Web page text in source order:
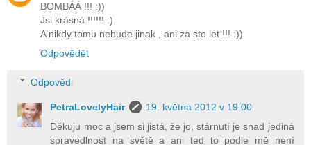
BOMBÁÁ !!! :))
Jsi krásná !!!!!! :)
A nikdy tomu nebude jinak , ani za sto let !!! :))
Odpovědět
Odpovědi
PetraLovelyHair
19. května 2012 v 19:00
Děkuju moc a jsem si jistá, že jo, stárnutí je snad jediná
spravedlnost na světě a ani ted to podle mě není